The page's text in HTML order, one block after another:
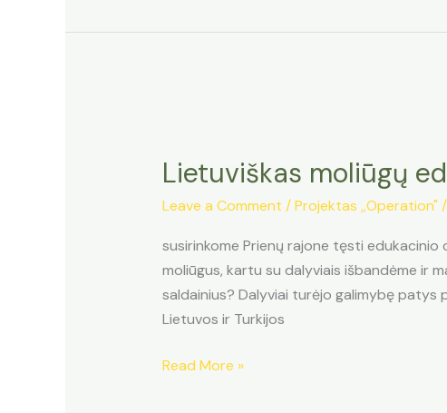
šaknų
Lietuviškas moliūgų
Leave a Comment /Projektas ,,Operation"
susirinkome Prienų rajone tęsti edukacinio
moliūgus, kartu su dalyviais išbandėme ir
saldainius? Dalyviai turėjo galimybę patys
Lietuvos ir Turkijos
Lietuviškas
Read More »